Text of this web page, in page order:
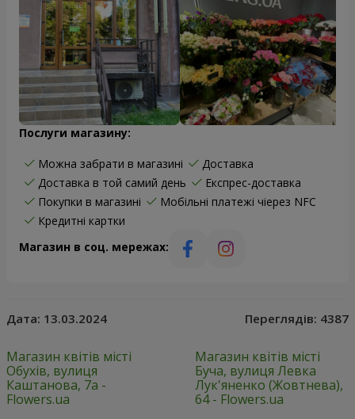
Послуги магазину:
Можна забрати в магазині
Доставка
Доставка в той самий день
Експрес-доставка
Покупки в магазині
Мобільні платежі чіерез NFC
Кредитні картки
Магазин в соц. мережах:
Дата: 13.03.2024 Переглядів: 4387
Магазин квітів місті
Обухів, вулиця
Каштанова, 7а -
Flowers.ua
Магазин квітів місті
Буча, вулиця Левка
Лук'яненко (Жовтнева),
64 - Flowers.ua